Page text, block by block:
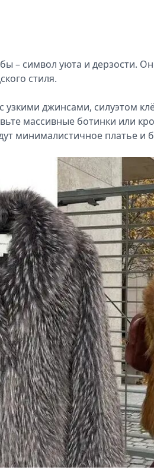
– символ уюта и дерзости.
стиля.
узкими джинсами, силуэтом
массивные ботинки или
минималистичное платье и